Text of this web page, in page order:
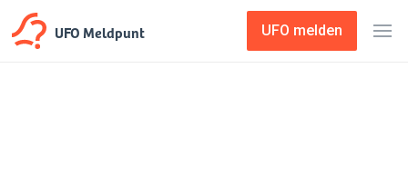
UFO Meldpunt UFO melden